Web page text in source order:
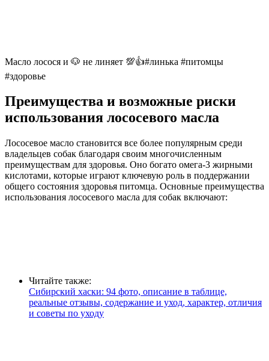
Масло лосося и 🐶 не линяет 💯👍#линька #питомцы
#здоровье
Преимущества и возможные риски
использования лососевого масла
Лососевое масло становится все более популярным среди
владельцев собак благодаря своим многочисленным
преимуществам для здоровья. Оно богато омега-3 жирными
кислотами, которые играют ключевую роль в поддержании
общего состояния здоровья питомца. Основные преимущества
использования лососевого масла для собак включают:
Читайте также:
Сибирский хаски: 94 фото, описание в таблице,
реальные отзывы, содержание и уход, характер, отличия
и советы по уходу